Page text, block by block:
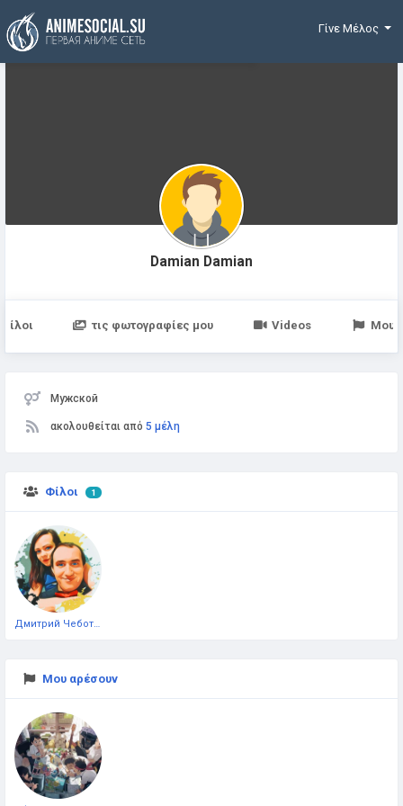
Χρηματοδότηση
Γίνε Μέλος
Damian Damian
Φίλοι τις φωτογραφίες μου Videos Μου
Мужской
ακολουθείται από 5 μέλη
Φίλοι 1
Μου αρέσουν